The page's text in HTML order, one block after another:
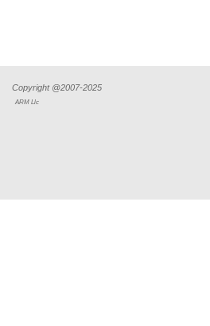
Copyright @2007-2025
ARM Llc